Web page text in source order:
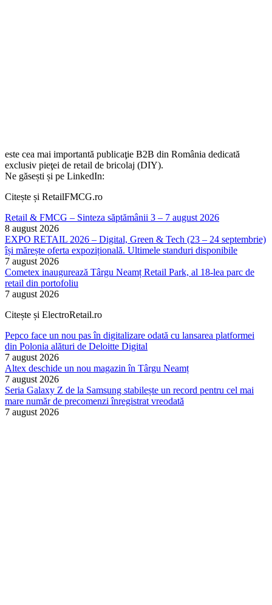
este cea mai importantă publicaţie B2B din România dedicată
exclusiv pieţei de retail de bricolaj (DIY).
Ne găsești și pe LinkedIn:
Citește și RetailFMCG.ro
Retail & FMCG – Sinteza săptămânii 3 – 7 august 2026
8 august 2026
EXPO RETAIL 2026 – Digital, Green & Tech (23 – 24 septembrie)
își mărește oferta expozițională. Ultimele standuri disponibile
7 august 2026
Cometex inaugurează Târgu Neamț Retail Park, al 18-lea parc de
retail din portofoliu
7 august 2026
Citește și ElectroRetail.ro
Pepco face un nou pas în digitalizare odată cu lansarea platformei
din Polonia alături de Deloitte Digital
7 august 2026
Altex deschide un nou magazin în Târgu Neamț
7 august 2026
Seria Galaxy Z de la Samsung stabilește un record pentru cel mai
mare număr de precomenzi înregistrat vreodată
7 august 2026